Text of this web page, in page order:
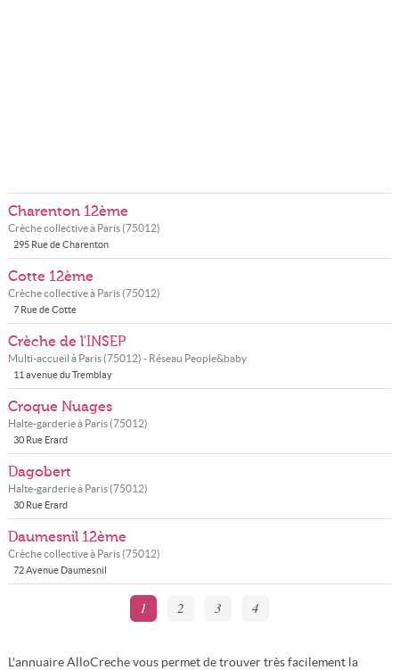
Charenton 12ème
Crèche collective à Paris(75012)
295 Rue de Charenton
Cotte 12ème
Crèche collective à Paris(75012)
7 Rue de Cotte
Crèche de l'INSEP
Multi-accueil à Paris(75012) - Réseau People&baby
11 avenue du Tremblay
Croque Nuages
Halte-garderie à Paris(75012)
30 Rue Erard
Dagobert
Halte-garderie à Paris(75012)
30 Rue Erard
Daumesnil 12ème
Crèche collective à Paris(75012)
72 Avenue Daumesnil
1 2 3 4
L'annuaire AlloCreche vous permet de trouver très facilement la